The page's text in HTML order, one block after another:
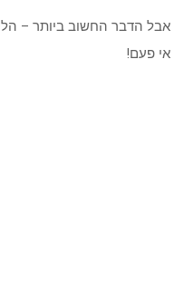
אבל הדבר החשוב ביותר –
אי פעם!